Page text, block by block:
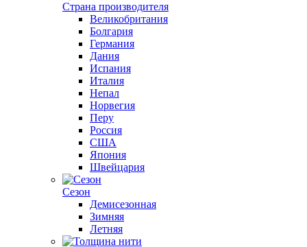
Страна производителя
Великобритания
Болгария
Германия
Дания
Испания
Италия
Непал
Норвегия
Перу
Россия
США
Япония
Швейцария
Сезон
Демисезонная
Зимняя
Летняя